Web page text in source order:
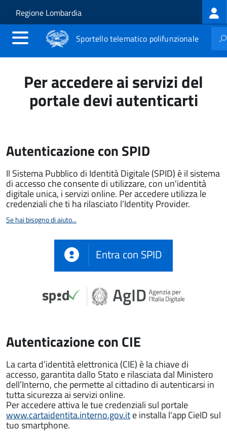
Salta al contenuto principale
Skip to site navigation
Regione Lombardia
Sportello telematico polifunzionale
Per accedere ai servizi del
portale devi autenticarti
Autenticazione con SPID
Il Sistema Pubblico di Identità Digitale (SPID) è il sistema
di accesso che consente di utilizzare, con un'identità
digitale unica, i servizi online. Per accedere utilizza le
credenziali che ti ha rilasciato l’Identity Provider.
Se hai bisogno di aiuto...
Entra con SPID
Autenticazione con CIE
La carta d’identità elettronica (CIE) è la chiave di
accesso, garantita dallo Stato e rilasciata dal Ministero
dell’Interno, che permette al cittadino di autenticarsi in
tutta sicurezza ai servizi online.
Per accedere attiva le tue credenziali sul portale
www.cartaidentita.interno.gov.ite installa l'app CieID sul
tuo smartphone.